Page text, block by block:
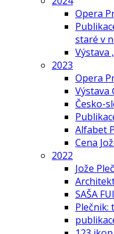
Opera
staré v
Výstava
2023
Opera
Výstava
Česko-
Alfabet
Cena
2022
Jože
SAŠA
Plečnik: